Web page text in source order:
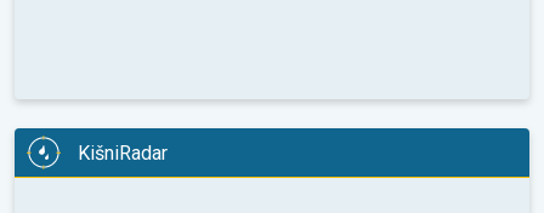
KišniRadar